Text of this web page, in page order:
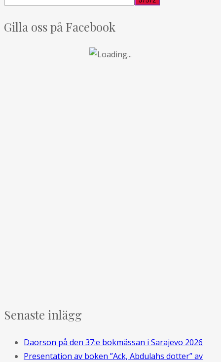
Gilla oss på Facebook
Senaste inlägg
Daorson på den 37:e bokmässan i Sarajevo 2026
Presentation av boken ”Ack, Abdulahs dotter” av